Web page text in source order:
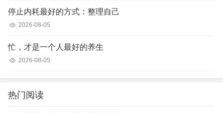
停止内耗最好的方式：整理自己
2026-08-05
忙，才是一个人最好的养生
2026-08-05
热门阅读